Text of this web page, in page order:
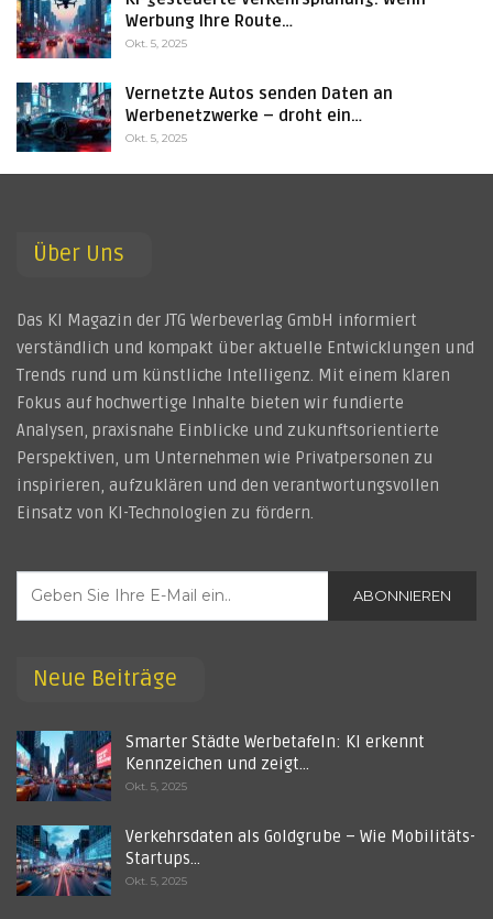
Werbung Ihre Route…
Okt. 5, 2025
Vernetzte Autos senden Daten an
Werbenetzwerke – droht ein…
Okt. 5, 2025
Über Uns
Das KI Magazin der JTG Werbeverlag GmbH informiert
verständlich und kompakt über aktuelle Entwicklungen und
Trends rund um künstliche Intelligenz. Mit einem klaren
Fokus auf hochwertige Inhalte bieten wir fundierte
Analysen, praxisnahe Einblicke und zukunftsorientierte
Perspektiven, um Unternehmen wie Privatpersonen zu
inspirieren, aufzuklären und den verantwortungsvollen
Einsatz von KI-Technologien zu fördern.
ABONNIEREN
Neue Beiträge
Smarter Städte Werbetafeln: KI erkennt
Kennzeichen und zeigt…
Okt. 5, 2025
Verkehrsdaten als Goldgrube – Wie Mobilitäts-
Startups…
Okt. 5, 2025